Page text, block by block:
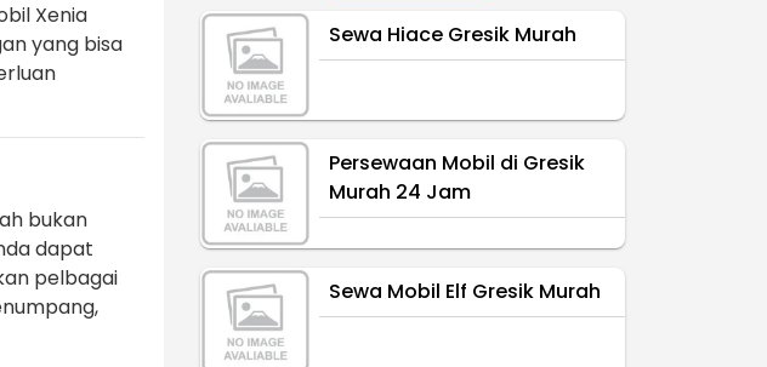
Xenia
yang bisa
bukan
dapat
pelbagai
Sewa Hiace Gresik Murah
Persewaan Mobil di Gresik
Murah 24 Jam
Sewa Mobil Elf Gresik Murah